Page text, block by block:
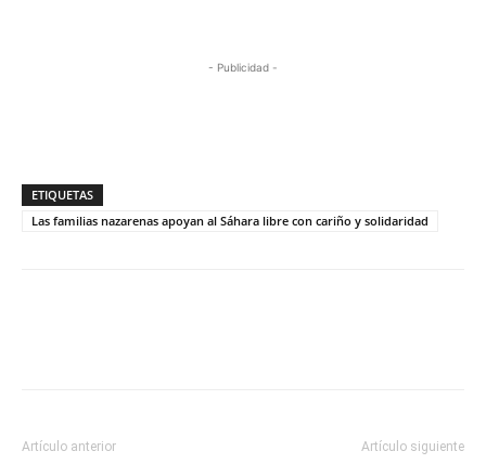
- Publicidad -
ETIQUETAS
Las familias nazarenas apoyan al Sáhara libre con cariño y solidaridad
Artículo anterior Artículo siguiente